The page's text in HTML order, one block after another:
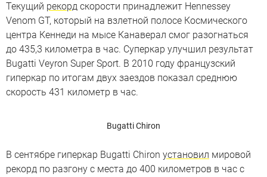
Текущий рекорд скорости принадлежит Hennessey
Venom GT, который на взлетной полосе Космического
центра Кеннеди на мысе Канаверал смог разогнаться
до 435,3 километра в час. Суперкар улучшил результат
Bugatti Veyron Super Sport. В 2010 году французский
гиперкар по итогам двух заездов показал среднюю
скорость 431 километр в час.
Bugatti Chiron
В сентябре гиперкар Bugatti Chiron установил мировой
рекорд по разгону с места до 400 километров в час с